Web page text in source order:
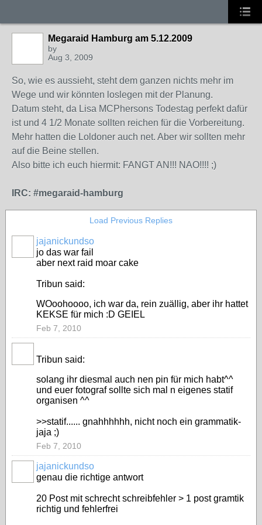
Megaraid Hamburg am 5.12.2009
by
Aug 3, 2009
So, wie es aussieht, steht dem ganzen nichts mehr im
Wege und wir könnten loslegen mit der Planung.
Datum steht, da Lisa MCPhersons Todestag perfekt dafür
ist und 4 1/2 Monate sollten reichen für die Vorbereitung.
Mehr hatten die Loldoner auch net. Aber wir sollten mehr
auf die Beine stellen.
Also bitte ich euch hiermit: FANGT AN!!! NAO!!!! ;)
IRC: #megaraid-hamburg
Load Previous Replies
jajanickundso
jo das war fail
aber next raid moar cake
Tribun said:
WOoohoooo, ich war da, rein zuällig, aber ihr hattet
KEKSE für mich :D GEIEL
Feb 7, 2010
Tribun said:
solang ihr diesmal auch nen pin für mich habt^^
und euer fotograf sollte sich mal n eigenes statif
organisen ^^
>>statif...... gnahhhhhh, nicht noch ein grammatik-
jaja ;)
Feb 7, 2010
jajanickundso
genau die richtige antwort
20 Post mit schrecht schreibfehler > 1 post gramtik
richtig und fehlerfrei